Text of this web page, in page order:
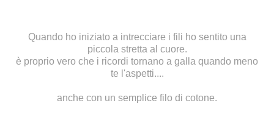
Quando ho iniziato a intrecciare i fili ho sentito una
piccola stretta al cuore.
è proprio vero che i ricordi tornano a galla quando meno
te l'aspetti....
anche con un semplice filo di cotone.